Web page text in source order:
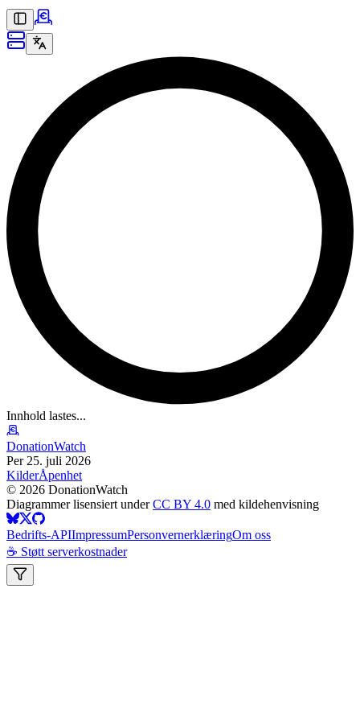
Innhold lastes...
DonationWatch
Per 25. juli 2026
KilderÅpenhet
© 2026 DonationWatch
Diagrammer lisensiert underCC BY 4.0 med kildehenvisning
Bedrifts-APIImpressumPersonvernerklæringOm oss
☕ Støtt serverkostnader